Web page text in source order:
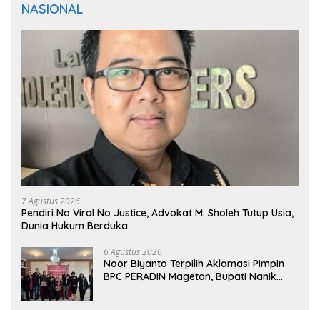
NASIONAL
7 Agustus 2026
Pendiri No Viral No Justice, Advokat M. Sholeh Tutup Usia,
Dunia Hukum Berduka
6 Agustus 2026
Noor Biyanto Terpilih Aklamasi Pimpin
BPC PERADIN Magetan, Bupati Nanik